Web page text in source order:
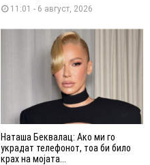
11:01 - 6 август, 2026
Наташа Беквалац: Ако ми го
украдат телефонот, тоа би било
крах на мојата...